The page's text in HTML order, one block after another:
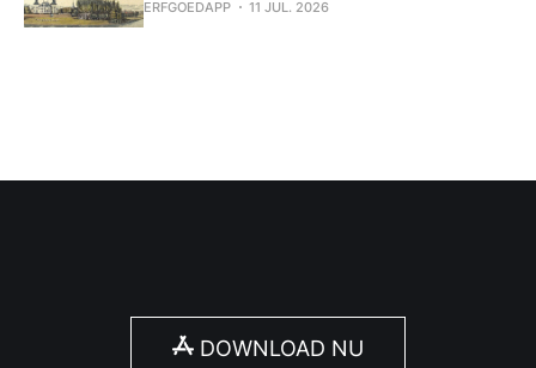
ERFGOEDAPP 11 JUL. 2026
DOWNLOAD NU